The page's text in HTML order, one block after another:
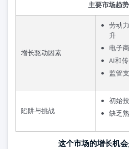
主要市场趋势
增长驱动因素
劳动
升
电子
AI和
监管
陷阱与挑战
初始
缺乏
这个市场的增长机